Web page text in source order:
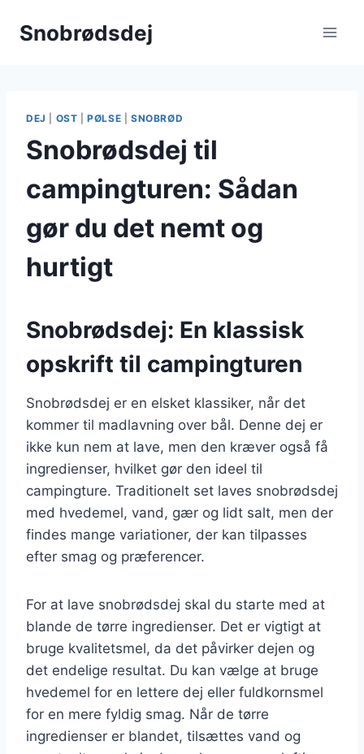
Snobrødsdej
DEJ OST |PØLSE SNOBRØD
Snobrødsdej til
campingturen: Sådan
gør du det nemt og
hurtigt
Snobrødsdej: En klassisk
opskrift til campingturen
Snobrødsdej er en elsket klassiker, når det
kommer til madlavning over bål. Denne dej er
ikke kun nem at lave, men den kræver også få
ingredienser, hvilket gør den ideel til
campingture. Traditionelt set laves snobrødsdej
med hvedemel, vand, gær og lidt salt, men der
findes mange variationer, der kan tilpasses
efter smag og præferencer.
For at lave snobrødsdej skal du starte med at
blande de tørre ingredienser. Det er vigtigt at
bruge kvalitetsmel, da det påvirker dejen og
det endelige resultat. Du kan vælge at bruge
hvedemel for en lettere dej eller fuldkornsmel
for en mere fyldig smag. Når de tørre
ingredienser er blandet, tilsættes vand og